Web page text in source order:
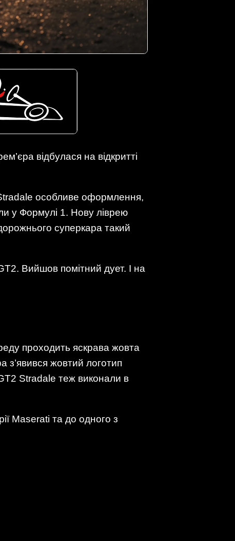
відбулася на відкритті
особливе оформлення,
у Формулі 1. Нову ліврею
суперкара такий
Вийшов помітний дует. І на
проходить яскрава жовта
з’явився жовтий логотип
Stradale теж виконали в
Maserati та до одного з